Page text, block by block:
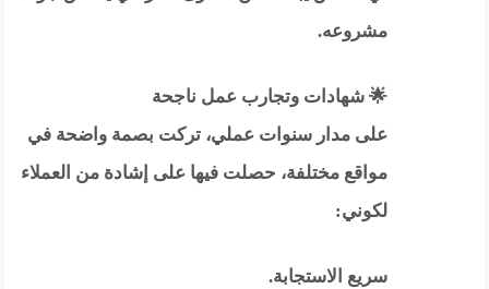
مشروعه.
🌟 شهادات وتجارب عمل ناجحة
على مدار سنوات عملي، تركت بصمة واضحة في
مواقع مختلفة، حصلت فيها على إشادة من العملاء
لكوني:
سريع الاستجابة.